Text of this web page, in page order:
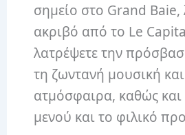
σημείο στο Grand Baie,
ακριβό από το Le
λατρέψετε την
τη ζωντανή μουσική
ατμόσφαιρα, καθώς και
μενού και το φιλικό